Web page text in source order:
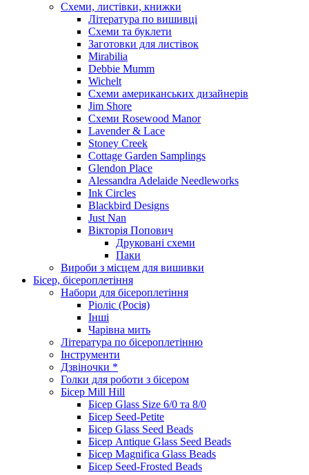
Схеми, листівки, книжки
Література по вишивці
Схеми та буклети
Заготовки для листівок
Mirabilia
Debbie Mumm
Wichelt
Схеми американських дизайнерів
Jim Shore
Cхеми Rosewood Manor
Lavender & Lace
Stoney Creek
Cottage Garden Samplings
Glendon Place
Alessandra Adelaide Needleworks
Ink Circles
Blackbird Designs
Just Nan
Вікторія Попович
Друковані схеми
Паки
Вироби з місцем для вишивки
Бісер, бісероплетіння
Набори для бісероплетіння
Ріоліс (Росія)
Інші
Чарівна мить
Література по бісероплетінню
Інструменти
Дзвіночки *
Голки для роботи з бісером
Бісер Mill Hill
Бісер Glass Size 6/0 та 8/0
Бісер Seed-Petite
Бісер Glass Seed Beads
Бісер Antique Glass Seed Beads
Бісер Magnifica Glass Beads
Бісер Seed-Frosted Beads